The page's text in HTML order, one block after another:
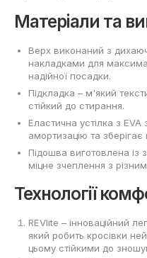
Матеріали та
Верх виконаний з
накладками для
надійної посадки.
Підкладка – м'який
стійкий до стирання.
Еластична устілка з
амортизацію та
Підошва виготовлена із
міцне зчеплення з
Технології
REVlite – інноваційний
який робить кросівки
цьому стійкими до